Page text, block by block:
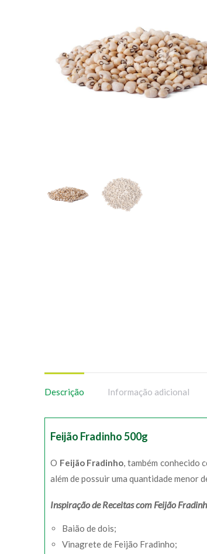
Descrição Informação adicional
Feijão Fradinho 500g
O Feijão Fradinho, também conhecido
além de possuir uma quantidade menor
Inspiração de Receitas com Feijão
Baião de dois;
Vinagrete de Feijão Fradinho;